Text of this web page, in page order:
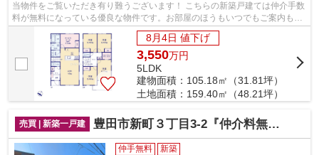
当物件をご覧いただき有り難うございます！ こちらの新築戸建ては仲介手数
料が無料になっている優良な物件です。お部屋のほうもいつでもご案内もさ
せて頂きますのでお気軽にお問合せ下...
8月4日 値下げ
3,550万円
5LDK
建物面積：105.18㎡（31.81坪）
土地面積：159.40㎡（48.21坪）
売買 | 新築一戸建 豊田市新町３丁目3-2『仲介料無料』新築戸建て
仲手無料 新築